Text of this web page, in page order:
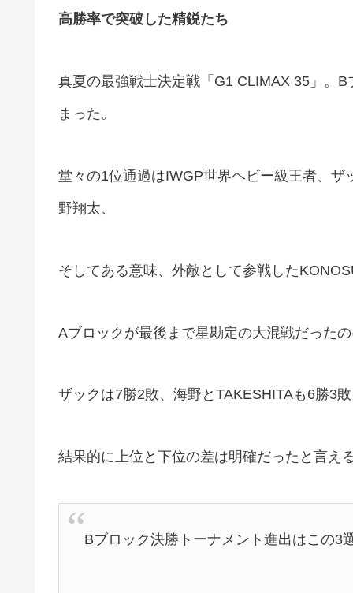
高勝率で突破した精鋭たち
真夏の最強戦士決定戦「G1 CLIMAX 35」。
まった。
堂々の1位通過はIWGP世界ヘビー級王者、
野翔太、
そしてある意味、外敵として参戦した
Aブロックが最後まで星勘定の大混戦だった
ザックは7勝2敗、海野とTAKESHITAも6勝3
結果的に上位と下位の差は明確だったと言え
Bブロック決勝トーナメント進出はこの3